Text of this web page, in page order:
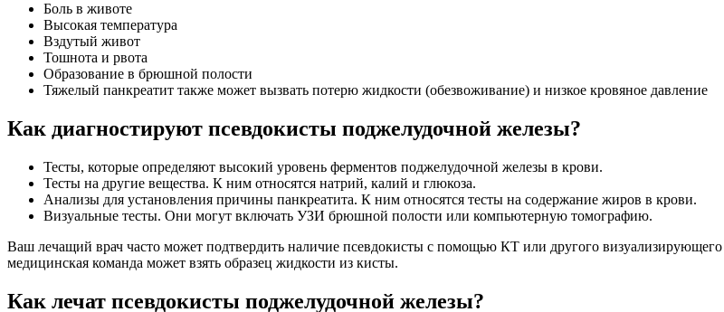
Боль в животе
Высокая температура
Вздутый живот
Тошнота и рвота
Образование в брюшной полости
Тяжелый панкреатит также может вызвать потерю жидкости (обезвоживание) и низкое кровяное давление
Как диагностируют псевдокисты поджелудочной железы?
Тесты, которые определяют высокий уровень ферментов поджелудочной железы в крови.
Тесты на другие вещества. К ним относятся натрий, калий и глюкоза.
Анализы для установления причины панкреатита. К ним относятся тесты на содержание жиров в крови.
Визуальные тесты. Они могут включать УЗИ брюшной полости или компьютерную томографию.
Ваш лечащий врач часто может подтвердить наличие псевдокисты с помощью КТ или другого
медицинская команда может взять образец жидкости из кисты.
Как лечат псевдокисты поджелудочной железы?